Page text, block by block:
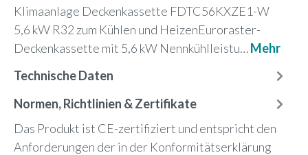
Klimaanlage Deckenkassette FDTC56KXZE1-W
5,6 kW R32 zum Kühlen und HeizenEuroraster-
Deckenkassette mit 5,6 kW Nennkühlleistu…Mehr
Technische Daten
Normen, Richtlinien & Zertifikate
Das Produkt ist CE-zertifiziert und entspricht den
Anforderungen der in der Konformitätserklärung